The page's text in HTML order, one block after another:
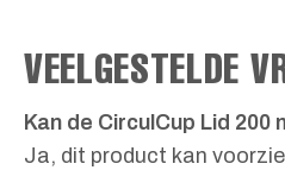
VEELGESTELDE
Kan de CirculCup Lid
Ja, dit product kan